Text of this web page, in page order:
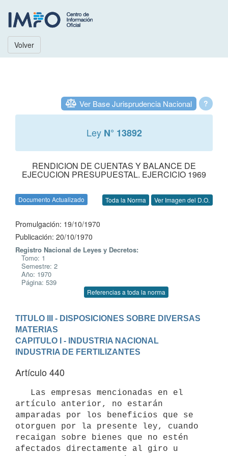
Volver
?
Ver Base Jurisprudencia Nacional
Ley N° 13892
RENDICION DE CUENTAS Y BALANCE DE
EJECUCION PRESUPUESTAL. EJERCICIO 1969
Documento Actualizado Toda la Norma Ver Imagen del D.O.
Promulgación: 19/10/1970
Publicación: 20/10/1970
Registro Nacional de Leyes y Decretos:
Tomo: 1
Semestre: 2
Año: 1970
Página: 539
Referencias a toda la norma
TITULO III - DISPOSICIONES SOBRE DIVERSAS
MATERIAS
CAPITULO I - INDUSTRIA NACIONAL
INDUSTRIA DE FERTILIZANTES
Artículo 440
artículo anterior, no estarán
amparadas por los beneficios que se
otorguen por la presente ley, cuando
recaigan sobre bienes que no estén
afectados directamente al giro u